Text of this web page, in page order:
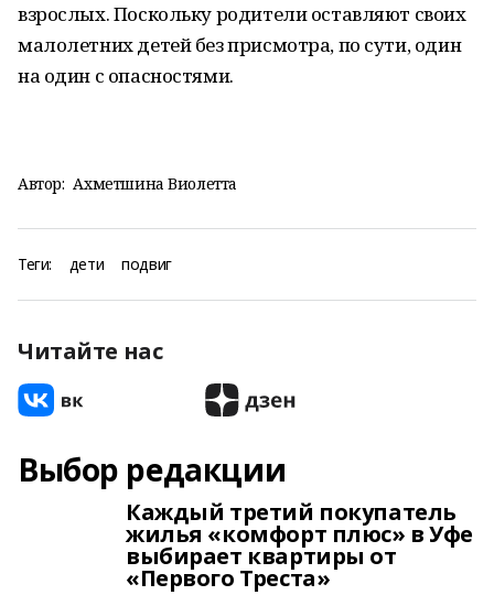
взрослых. Поскольку родители оставляют своих
малолетних детей без присмотра, по сути, один
на один с опасностями.
Автор: Ахметшина Виолетта
Теги: дети подвиг
Читайте нас
Выбор редакции
Каждый третий покупатель
жилья «комфорт плюс» в Уфе
выбирает квартиры от
«Первого Треста»